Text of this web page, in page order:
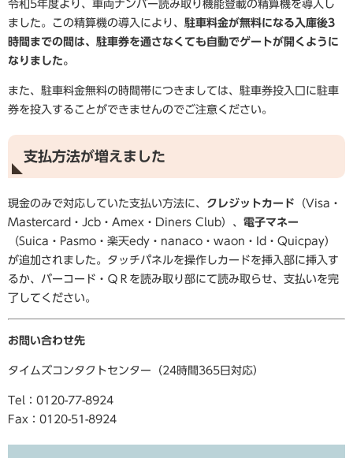
令和5年度より、車両ナンバー読み取り機能登載の精算機を導入し
ました。この精算機の導入により、 駐車料金が無料になる入庫後3
時間までの間は、駐車券を通さなくても自動でゲートが開くように
なりました。
また、駐車料金無料の時間帯につきましては、駐車券投入口に駐車
券を投入することができませんのでご注意ください。
支払方法が増えました
現金のみで対応していた支払い方法に、 クレジットカード （Visa・
Mastercard・Jcb・Amex・Diners Club）、 電子マネー
（Suica・Pasmo・楽天edy・nanaco・waon・Id・Quicpay）
が追加されました。タッチパネルを操作しカードを挿入部に挿入す
るか、バーコード・ＱＲを読み取り部にて読み取らせ、支払いを完
了してください。
お問い合わせ先
タイムズコンタクトセンター（24時間365日対応）
Tel：0120-77-8924
Fax：0120-51-8924